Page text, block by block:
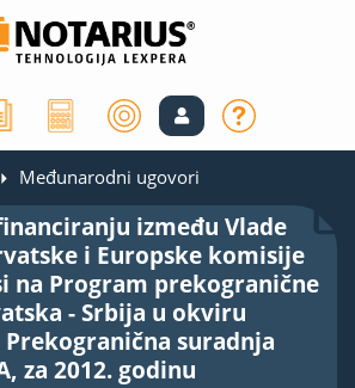
Međunarodni ugovori
između Vlade
i Europske komisije
na Program prekogranične
- Srbija u okviru
suradnja
za 2012. godinu